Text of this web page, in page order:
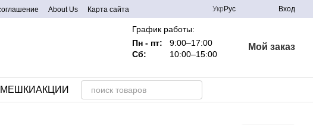
About Us Карта сайта Укр Рус Вход
График работы:
Пн - пт:
9:00–17:00
Сб:
10:00–15:00
Мой заказ
АКЦИИ